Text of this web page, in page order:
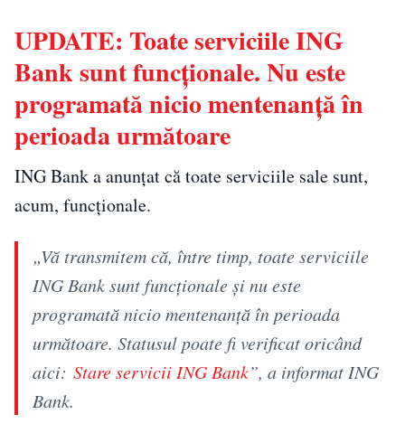
UPDATE: Toate serviciile ING
Bank sunt funcționale. Nu este
programată nicio mentenanță în
perioada următoare
ING Bank a anunțat că toate serviciile sale sunt,
acum, funcționale.
„Vă transmitem că, între timp, toate serviciile
ING Bank sunt funcționale și nu este
programată nicio mentenanță în perioada
următoare. Statusul poate fi verificat oricând
aici: Stare servicii ING Bank”, a informat ING
Bank.